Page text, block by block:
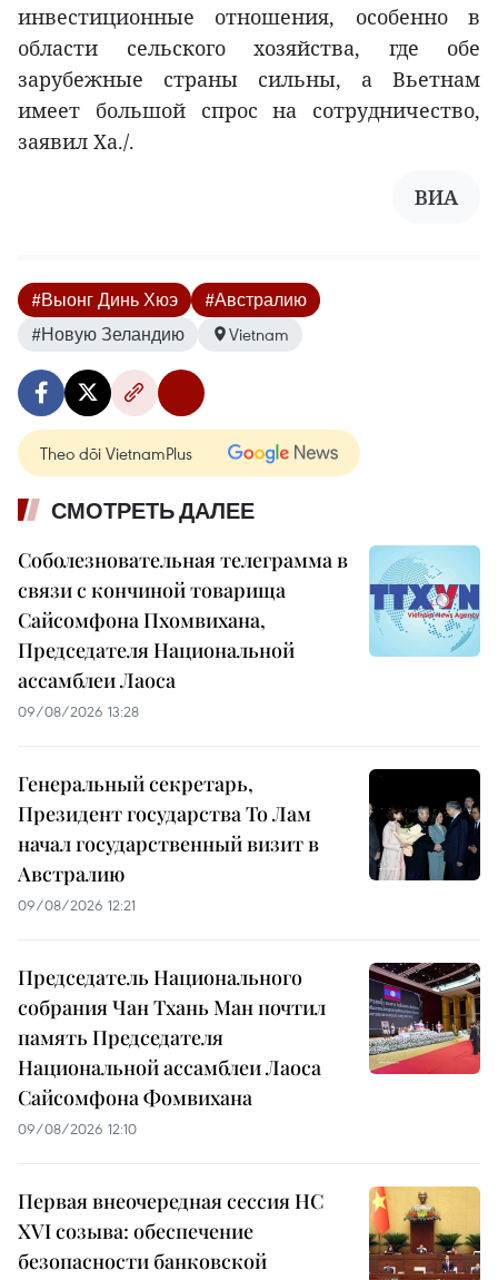
инвестиционные отношения, особенно в
области сельского хозяйства, где обе
зарубежные страны сильны, а Вьетнам
имеет большой спрос на сотрудничество,
заявил Хa./.
ВИА
#Выонг Динь Хюэ
#Австралию
#Новую Зеландию
Vietnam
Theo dõi VietnamPlus
СМОТРЕТЬ ДАЛЕЕ
Соболезновательная телеграмма в
связи с кончиной товарища
Сайсомфона Пхомвихана,
Председателя Национальной
ассамблеи Лаоса
09/08/2026 13:28
Генеральный секретарь,
Президент государства То Лам
начал государственный визит в
Австралию
09/08/2026 12:21
Председатель Национального
собрания Чан Тхань Ман почтил
память Председателя
Национальной ассамблеи Лаоса
Сайсомфона Фомвихана
09/08/2026 12:10
Первая внеочередная сессия НС
XVI созыва: обеспечение
безопасности банковской